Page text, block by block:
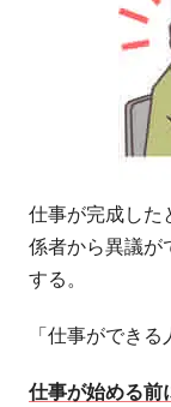
仕事が完成した
係者から異議が
する。
「仕事ができ
仕事が始める前